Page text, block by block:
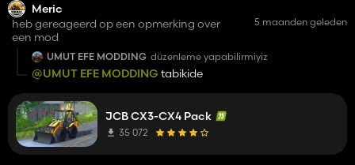
Meric
heb gereageerd op een opmerking over
een mod
5 maanden geleden
UMUT EFE MODDING düzenleme yapabilirmiyiz
@UMUT EFE MODDING tabikide
JCB CX3-CX4 Pack
35 072